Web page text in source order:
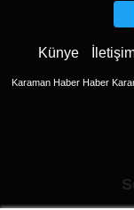
Künye
Karaman Haber Haber